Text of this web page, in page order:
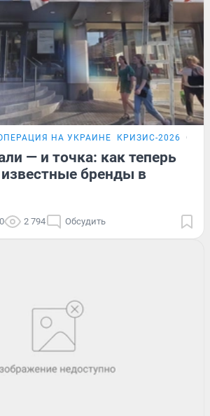
НА УКРАИНЕ КРИЗИС-2026
— и точка: как теперь
бренды в
2 794 Обсудить